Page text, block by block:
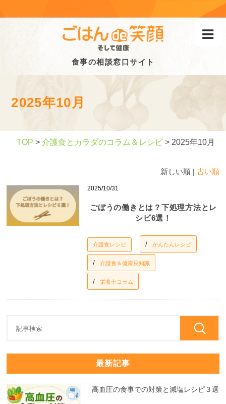
食事の相談窓口サイト
2025年10月
TOP > 介護食とカラダのコラム＆レシピ> 2025年10月
新しい順 | 古い順
2025/10/31
ごぼうの働きとは？下処理方法とレ
シピ6選！
介護食レシピ かんたんレシピ
介護食＆健康豆知識
栄養士コラム
最新記事
高血圧の食事での対策と減塩レシピ３選